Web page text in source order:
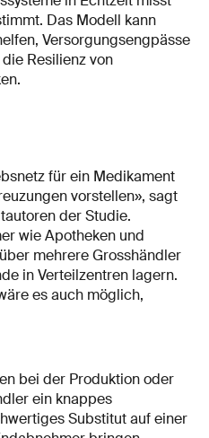
Das Modell kann
Versorgungsengpässe
Resilienz von
für ein Medikament
vorstellen», sagt
der Studie.
wie Apotheken und
mehrere Grosshändler
in Verteilzentren lagern.
es auch möglich,
bei der Produktion oder
ein knappes
Substitut auf einer